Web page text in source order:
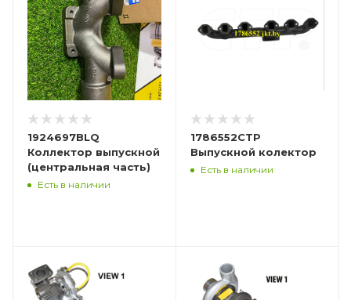
1924697BLQ
Коллектор выпускной
(центральная часть)
Есть в наличии
1786552CTP
Выпускной колектор
Есть в наличии